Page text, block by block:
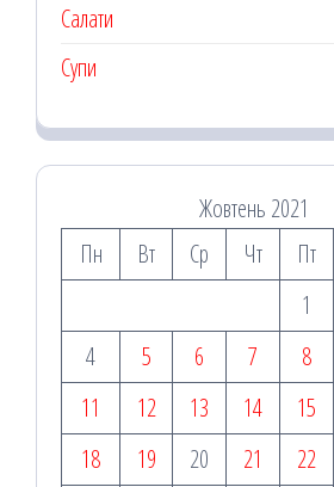
Салати
Супи
Жовтень 2021
Пн
Вт Ср Чт Пт
1
4
5 6 7 8
11
12 13 14 15
18
19 20 21 22